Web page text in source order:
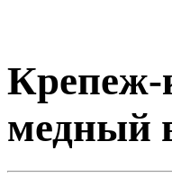
Крепеж-
медный